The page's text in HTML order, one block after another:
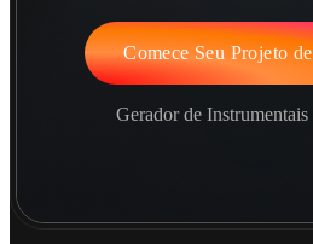
Comece Seu Projeto
Gerador de